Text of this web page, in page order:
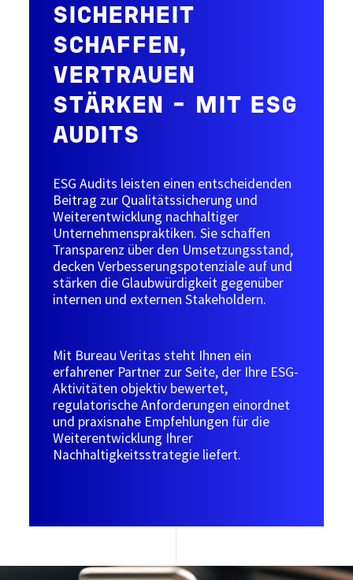
SICHERHEIT
SCHAFFEN,
VERTRAUEN
STÄRKEN – MIT ESG
AUDITS
ESG Audits leisten einen entscheidenden
Beitrag zur Qualitätssicherung und
Weiterentwicklung nachhaltiger
Unternehmenspraktiken. Sie schaffen
Transparenz über den Umsetzungsstand,
decken Verbesserungspotenziale auf und
stärken die Glaubwürdigkeit gegenüber
internen und externen Stakeholdern.
Mit Bureau Veritas steht Ihnen ein
erfahrener Partner zur Seite, der Ihre ESG-
Aktivitäten objektiv bewertet,
regulatorische Anforderungen einordnet
und praxisnahe Empfehlungen für die
Weiterentwicklung Ihrer
Nachhaltigkeitsstrategie liefert.